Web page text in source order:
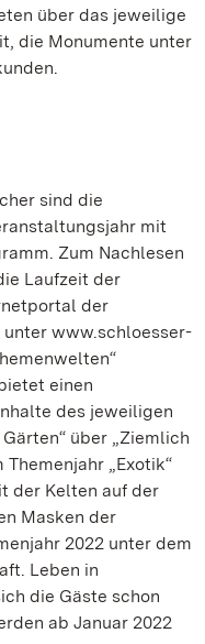
über das jeweilige
die Monumente unter
sind die
mit
Zum Nachlesen
Laufzeit der
der
www.schloesser-
einen
des jeweiligen
über „Ziemlich
Themenjahr „Exotik“
der Kelten auf der
Masken der
2022 unter dem
Leben in
die Gäste schon
ab Januar 2022